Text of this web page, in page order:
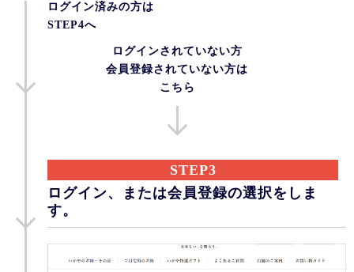
ログイン済みの方は
STEP4へ
ログインされていない方
会員登録されていない方は
こちら
STEP3
ログイン、または会員登録の選択をしま
す。